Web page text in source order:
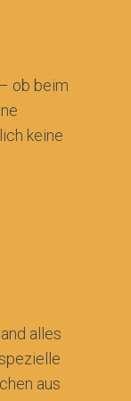
ob beim
keine
alles
aus